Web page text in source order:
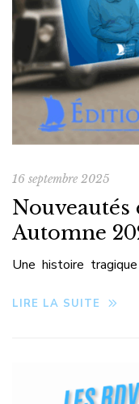
16 septembre 2025
Automne
Une histoire
catastrophe du
tragique se dessine
LIRE LA SUITE